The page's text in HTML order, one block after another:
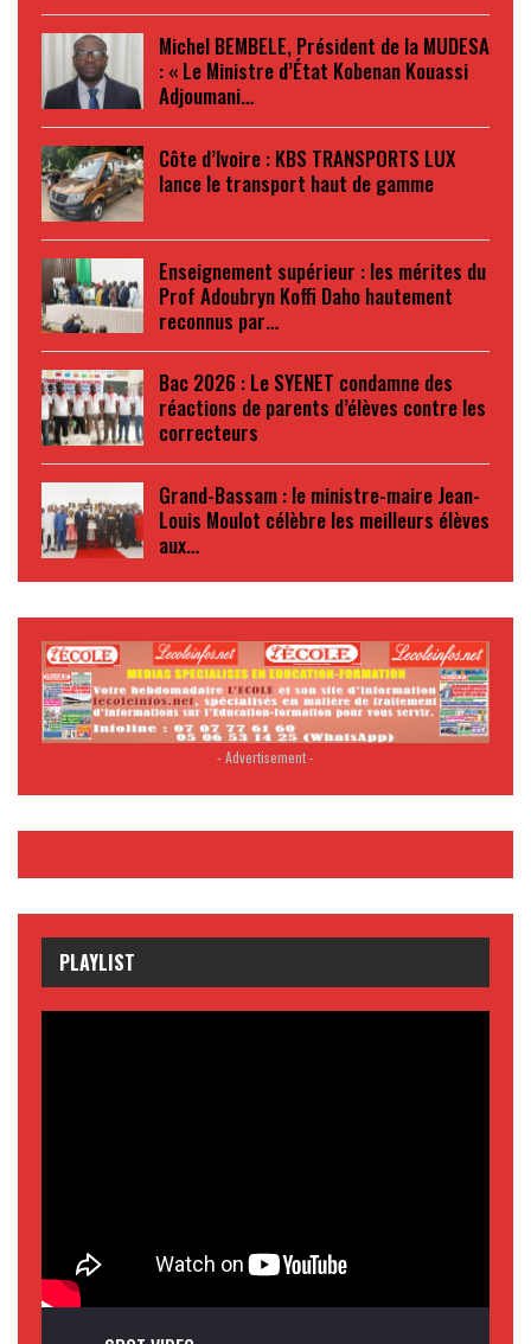
Michel BEMBELE, Président de la MUDESA
: « Le Ministre d’État Kobenan Kouassi
Adjoumani…
Côte d’Ivoire : KBS TRANSPORTS LUX
lance le transport haut de gamme
Enseignement supérieur : les mérites du
Prof Adoubryn Koffi Daho hautement
reconnus par…
Bac 2026 : Le SYENET condamne des
réactions de parents d’élèves contre les
correcteurs
Grand-Bassam : le ministre-maire Jean-
Louis Moulot célèbre les meilleurs élèves
aux…
- Advertisement -
PLAYLIST